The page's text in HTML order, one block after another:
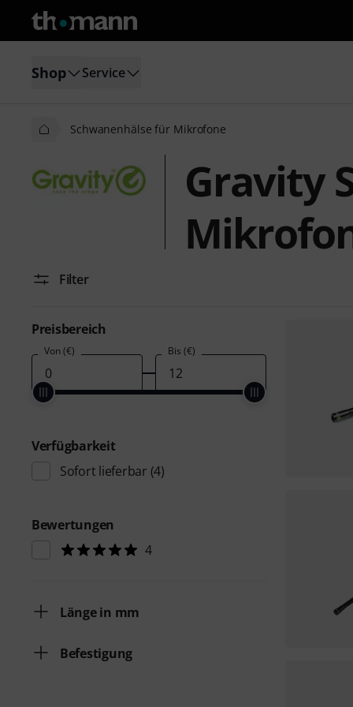
Shop Service
Schwanenhälse für Mikrofone
Gravity
Filter
Preisbereich
Von (€) Bis (€)
Verfügbarkeit
Sofort lieferbar (4)
Bewertungen
4
Länge in mm
Befestigung